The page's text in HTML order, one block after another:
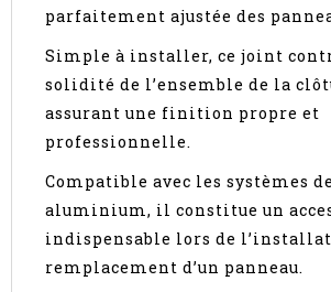
parfaitement ajustée des
Simple à installer, ce joint
solidité de l’ensemble de la
assurant une finition propre et
professionnelle.
Compatible avec les systèmes
aluminium, il constitue un
indispensable lors de
remplacement d’un panneau.